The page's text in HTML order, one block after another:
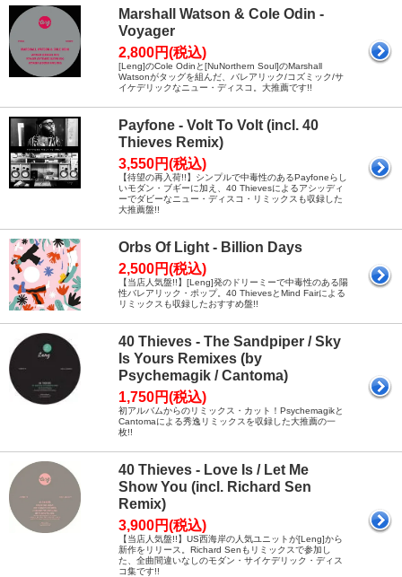
Marshall Watson & Cole Odin -
Voyager
2,800円(税込)
[Leng]のCole Odinと[NuNorthern Soul]のMarshall
Watsonがタッグを組んだ、バレアリック/コズミック/サ
イケデリックなニュー・ディスコ。大推薦です!!
Payfone - Volt To Volt (incl. 40
Thieves Remix)
3,550円(税込)
【待望の再入荷!!】シンプルで中毒性のあるPayfoneらし
いモダン・ブギーに加え、40 Thievesによるアシッディ
ーでダビーなニュー・ディスコ・リミックスも収録した
大推薦盤!!
Orbs Of Light - Billion Days
2,500円(税込)
【当店人気盤!!】[Leng]発のドリーミーで中毒性のある陽
性バレアリック・ポップ。40 ThievesとMind Fairによる
リミックスも収録したおすすめ盤!!
40 Thieves - The Sandpiper / Sky
Is Yours Remixes (by
Psychemagik / Cantoma)
1,750円(税込)
初アルバムからのリミックス・カット！Psychemagikと
Cantomaによる秀逸リミックスを収録した大推薦の一
枚!!
40 Thieves - Love Is / Let Me
Show You (incl. Richard Sen
Remix)
3,900円(税込)
【当店人気盤!!】US西海岸の人気ユニットが[Leng]から
新作をリリース。Richard Senもリミックスで参加し
た、全曲間違いなしのモダン・サイケデリック・ディス
コ集です!!